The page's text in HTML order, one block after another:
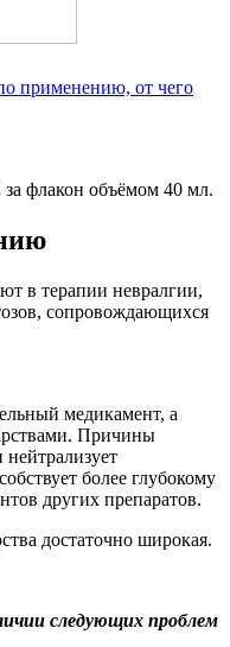
применению, от чего
за флакон объёмом 40 мл.
в терапии невралгии,
сопровождающихся
медикамент, а
Причины
нейтрализует
более глубокому
других препаратов.
достаточно широкая.
следующих проблем